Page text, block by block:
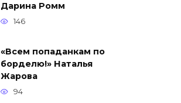
Дарина Ромм
146
«Всем попаданкам по
борделю!» Наталья
Жарова
94